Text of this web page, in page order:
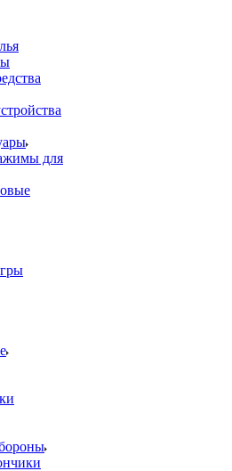
для